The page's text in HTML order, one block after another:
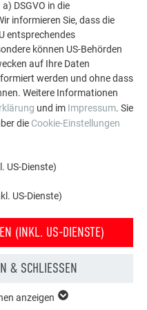
DSGVO in die
informieren Sie, dass die
entsprechendes
können US-Behörden
auf Ihre Daten
werden und ohne dass
Weitere Informationen
und im Impressum. Sie
die Cookie-Einstellungen
US-Dienste)
US-Dienste)
(INKL. US-DIENSTE)
& SCHLIESSEN
anzeigen